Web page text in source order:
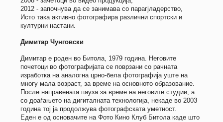
2012 - започнува да се занимава со парагјладерство,
Исто така активно фотографира различни спортски и
културни настани.
Димитар Чунговски
Димитар е роден во Битола, 1979 година. Неговите
почетоци во фотографијата се поврзани со рачната
изработка на аналогна црно-бела фотографија уште на
многу мала возраст, за време на основното образование.
После направената пауза за време на неговите студии, а
со доаѓањето на дигиталната технологија, некаде во 2003
година тој ја продолжува фотографската уметност.
Еден е од основачите на Фото Кино Клуб Битола каде што